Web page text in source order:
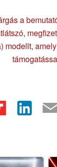
a
modellt,